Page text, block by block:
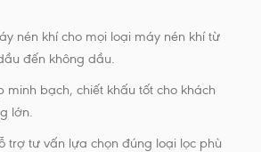
nén khí cho mọi loại máy nén khí từ
đến không dầu.
minh bạch, chiết khấu tốt cho khách
lớn.
trợ tư vấn lựa chọn đúng loại lọc phù